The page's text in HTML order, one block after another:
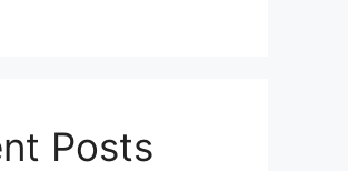
Posts